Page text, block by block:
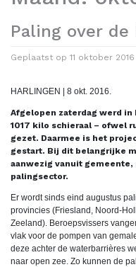
Paling over
Geplaatst op 11 oktober 2016
HARLINGEN | 8 okt. 2016.
Afgelopen zaterdag werd
1017 kilo schieraal – ofwel
gezet. Daarmee is het
gestart. Bij dit belangrijke
aanwezig vanuit
palingsector.
Er wordt sinds eind augustus
provincies (Friesland, Noord-
Zeeland). Beroepsvissers
vlak voor de pompen van
deze achter de waterbarrières
naar open zee. Zo kunnen de